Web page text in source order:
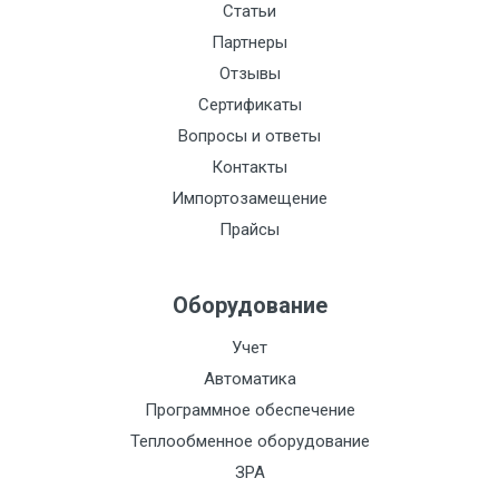
Статьи
Партнеры
Отзывы
Сертификаты
Вопросы и ответы
Контакты
Импортозамещение
Прайсы
Оборудование
Учет
Автоматика
Программное обеспечение
Теплообменное оборудование
ЗРА